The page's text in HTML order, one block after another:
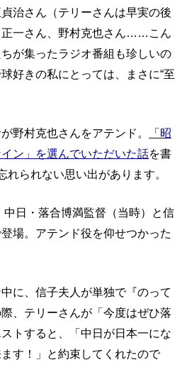
治さん（テリーさんは早実の後
正一さん、野村克也さん……こん
が集ったラジオ番組も珍しいの
好きの私にとっては、まさに“至
野村克也さんをアテンド。
「昭
ン」を選んでいただいた話を書
れられない思い出があります。
日・落合博満監督（当時）と信
場。アテンド役を仰せつかった
に、信子夫人が単独で『のって
、テリーさんが「今度はぜひ落
トすると、「中日が日本一にな
す！」と約束してくれたので